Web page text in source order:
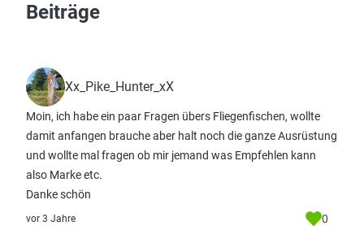
Beiträge
Xx_Pike_Hunter_xX
Moin, ich habe ein paar Fragen übers Fliegenfischen, wollte
damit anfangen brauche aber halt noch die ganze Ausrüstung
und wollte mal fragen ob mir jemand was Empfehlen kann
also Marke etc.
Danke schön
vor 3 Jahre 0